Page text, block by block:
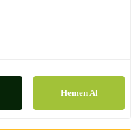
Hemen Al